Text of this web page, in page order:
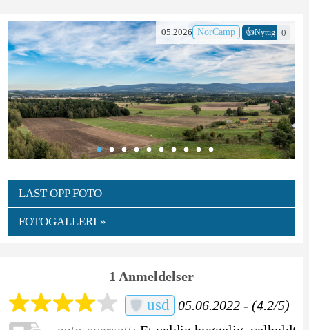
05.2026 NorCamp 👍Nyttig 0
LAST OPP FOTO
FOTOGALLERI »
1 Anmeldelser
usd
05.06.2022 - (4.2/5)